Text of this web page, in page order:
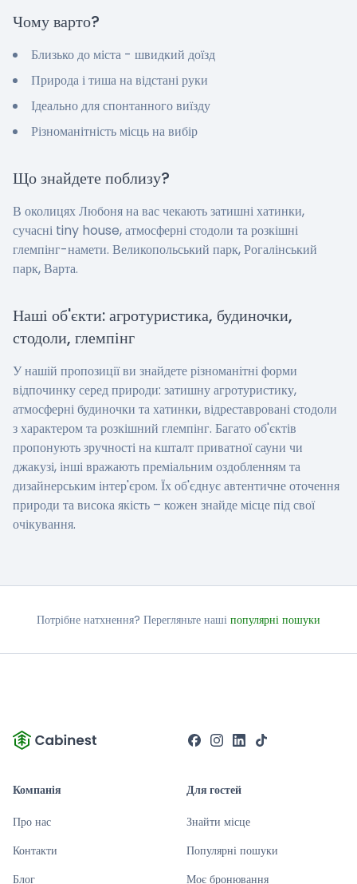
Чому варто?
Близько до міста - швидкий доїзд
Природа і тиша на відстані руки
Ідеально для спонтанного виїзду
Різноманітність місць на вибір
Що знайдете поблизу?
В околицях Любоня на вас чекають затишні хатинки,
сучасні tiny house, атмосферні стодоли та розкішні
глемпінг-намети. Великопольський парк, Рогалінський
парк, Варта.
Наші об'єкти: агротуристика, будиночки,
стодоли, глемпінг
У нашій пропозиції ви знайдете різноманітні форми
відпочинку серед природи: затишну агротуристику,
атмосферні будиночки та хатинки, відреставровані стодоли
з характером та розкішний глемпінг. Багато об'єктів
пропонують зручності на кшталт приватної сауни чи
джакузі, інші вражають преміальним оздобленням та
дизайнерським інтер'єром. Їх об'єднує автентичне оточення
природи та висока якість – кожен знайде місце під свої
очікування.
Потрібне натхнення? Перегляньте наші популярні пошуки
Компанія
Про нас
Контакти
Блог
Для гостей
Знайти місце
Популярні пошуки
Моє бронювання